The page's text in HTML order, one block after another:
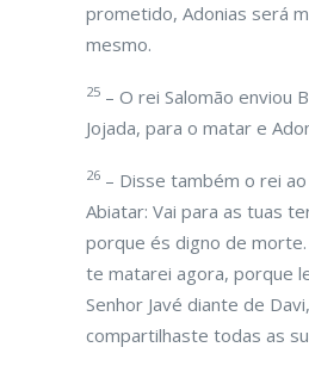
prometido, Adonias será
mesmo.
25 – O rei Salomão enviou
Jojada, para o matar e
26 – Disse também o rei
Abiatar: Vai para as tuas
porque és digno de
te matarei agora, porque
Senhor Javé diante de
compartilhaste todas as